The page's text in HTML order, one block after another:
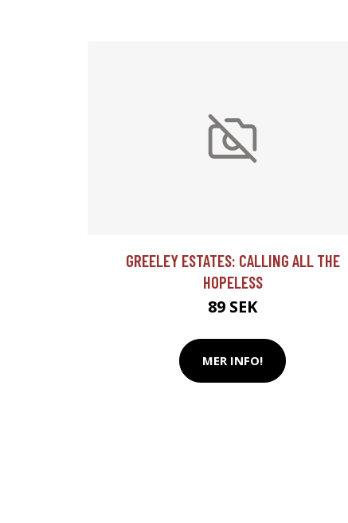
GREELEY ESTATES: CALLING ALL THE
HOPELESS
89 SEK
MER INFO!